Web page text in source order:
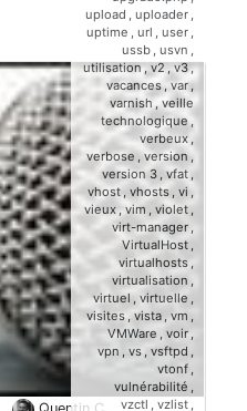
upload , uploader ,
uptime , url , user ,
ussb , usvn ,
utilisation,v2,v3,
vacances , var,
varnish , veille
technologique ,
verbeux ,
verbose ,version,
version 3 ,vfat ,
vhost , vhosts , vi ,
vieux , vim , violet,
virt-manager ,
VirtualHost ,
virtualhosts ,
virtualisation ,
virtuel, virtuelle ,
visites , vista , vm ,
VMWare , voir ,
vpn , vs , vsftpd ,
vtonf ,
vulnérabilité ,
vzctl , vzlist ,